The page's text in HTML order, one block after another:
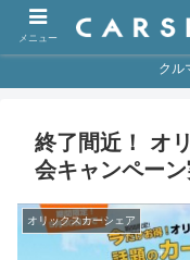
クル
終了間近！ オ
会キャンペーン
オリックスカーシェア
メニュー